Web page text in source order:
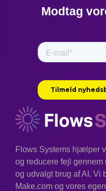
Modtag
Flows Systems hjælper
og reducere fejl gennem
og udvalgt brug af AI. Vi
Make.com og vores